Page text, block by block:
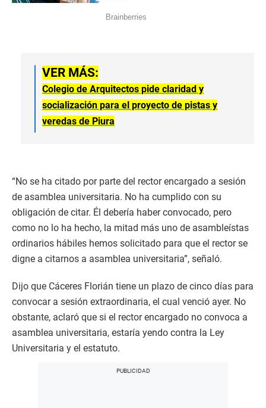
VER MÁS:
Colegio de Arquitectos pide claridad y
socialización para el proyecto de pistas y
veredas de Piura
“No se ha citado por parte del rector encargado a sesión
de asamblea universitaria. No ha cumplido con su
obligación de citar. Él debería haber convocado, pero
como no lo ha hecho, la mitad más uno de asambleístas
ordinarios hábiles hemos solicitado para que el rector se
digne a citarnos a asamblea universitaria”, señaló.
Dijo que Cáceres Florián tiene un plazo de cinco días para
convocar a sesión extraordinaria, el cual venció ayer. No
obstante, aclaró que si el rector encargado no convoca a
asamblea universitaria, estaría yendo contra la Ley
Universitaria y el estatuto.